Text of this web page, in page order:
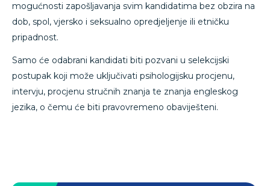
mogućnosti zapošljavanja svim kandidatima bez obzira na
dob, spol, vjersko i seksualno opredjeljenje ili etničku
pripadnost.
Samo će odabrani kandidati biti pozvani u selekcijski
postupak koji može uključivati psihologijsku procjenu,
intervju, procjenu stručnih znanja te znanja engleskog
jezika, o čemu će biti pravovremeno obaviješteni.